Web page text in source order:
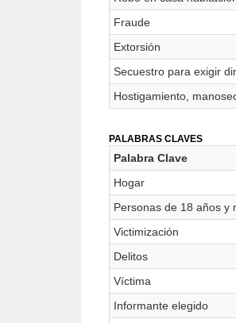
Fraude
Extorsión
Secuestro para exigir
Hostigamiento,
PALABRAS CLAVES
Palabra Clave
Hogar
Personas de 18 años y
Victimización
Delitos
Víctima
Informante elegido